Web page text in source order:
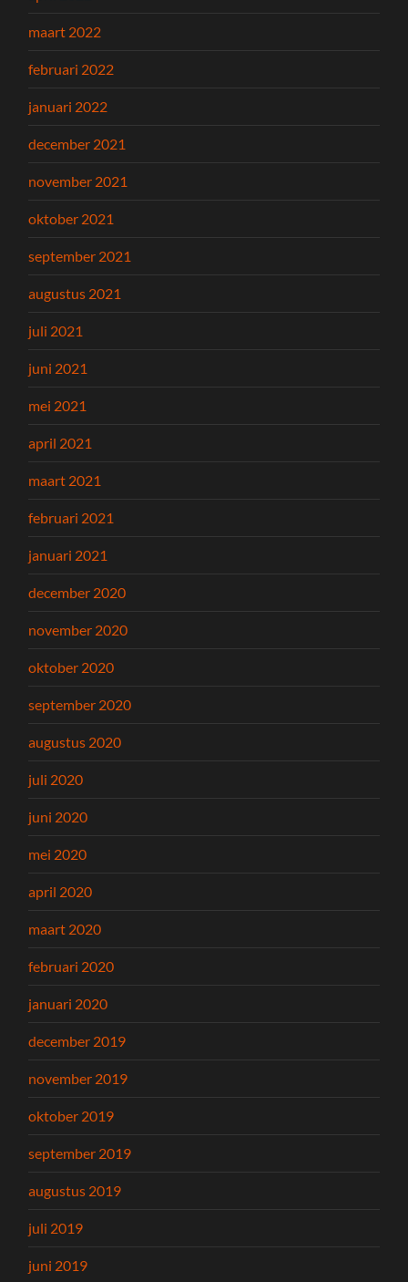
maart 2022
februari 2022
januari 2022
december 2021
november 2021
oktober 2021
september 2021
augustus 2021
juli 2021
juni 2021
mei 2021
april 2021
maart 2021
februari 2021
januari 2021
december 2020
november 2020
oktober 2020
september 2020
augustus 2020
juli 2020
juni 2020
mei 2020
april 2020
maart 2020
februari 2020
januari 2020
december 2019
november 2019
oktober 2019
september 2019
augustus 2019
juli 2019
juni 2019